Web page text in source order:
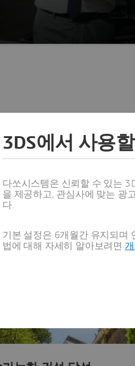
건
제조자는 새
3DS에서 사용
다쏘시스템은 신뢰할 수 있는
을 제공하고, 관심사에 맞는 광
다.
기본 설정은 6개월간 유지되며
법에 대해 자세히 알아보려면